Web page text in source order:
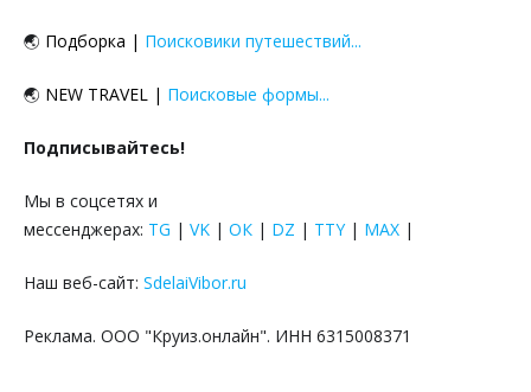
🌏 Подборка | Поисковики путешествий...
🌏 NEW TRAVEL | Поисковые формы...
Подписывайтесь!
Мы в соцсетях и
мессенджерах: TG | VK | ОК | DZ | TTY| MAX |
Наш веб-сайт: SdelaiVibor.ru
Реклама. ООО "Круиз.онлайн". ИНН 6315008371